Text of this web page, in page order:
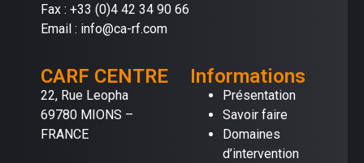
Fax : +33 (0)4 42 34 90 66
Email : info@ca-rf.com
CARF CENTRE
22, Rue Leopha
69780 MIONS –
FRANCE
Informations
Présentation
Savoir faire
Domaines
d’intervention